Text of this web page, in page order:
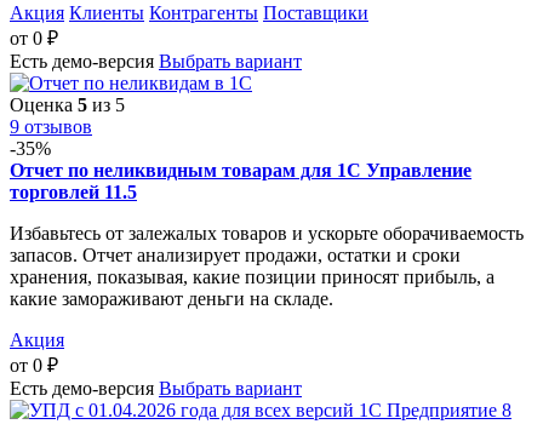
Акция Клиенты Контрагенты Поставщики
от 0 ₽
Есть демо-версия Выбрать вариант
Оценка 5 из 5
9 отзывов
-35%
Отчет по неликвидным товарам для 1С Управление
торговлей 11.5
Избавьтесь от залежалых товаров и ускорьте оборачиваемость
запасов. Отчет анализирует продажи, остатки и сроки
хранения, показывая, какие позиции приносят прибыль, а
какие замораживают деньги на складе.
Акция
от 0 ₽
Есть демо-версия Выбрать вариант